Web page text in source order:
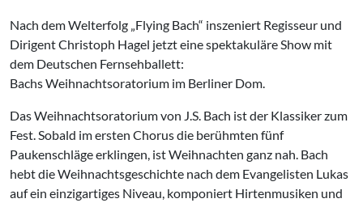
Nach dem Welterfolg „Flying Bach“ inszeniert Regisseur und
Dirigent Christoph Hagel jetzt eine spektakuläre Show mit
dem Deutschen Fernsehballett:
Bachs Weihnachtsoratorium im Berliner Dom.
Das Weihnachtsoratorium von J.S. Bach ist der Klassiker zum
Fest. Sobald im ersten Chorus die berühmten fünf
Paukenschläge erklingen, ist Weihnachten ganz nah. Bach
hebt die Weihnachtsgeschichte nach dem Evangelisten Lukas
auf ein einzigartiges Niveau, komponiert Hirtenmusiken und